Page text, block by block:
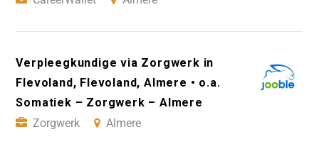
Verpleegkundige via Zorgwerk in
Flevoland, Flevoland, Almere • o.a.
Somatiek – Zorgwerk – Almere
Zorgwerk
Almere